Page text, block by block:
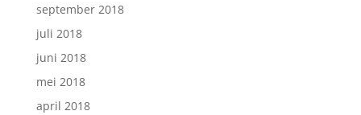
september 2018
juli 2018
juni 2018
mei 2018
april 2018